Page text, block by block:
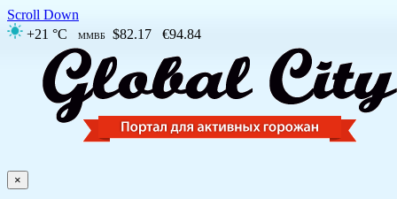
Scroll Down
+21 °C
ММВБ $82.17 €94.84
×